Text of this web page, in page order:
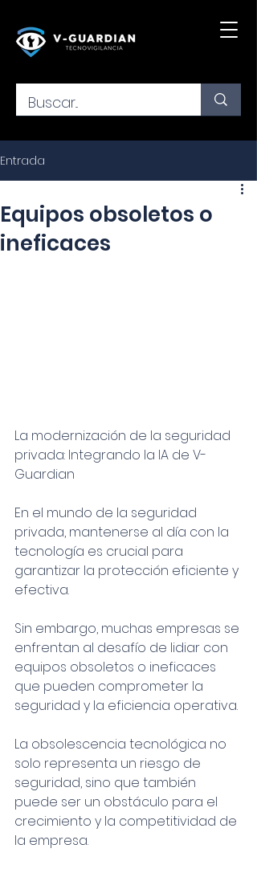
Entrada
Equipos obsoletos o
ineficaces
La modernización de la seguridad
privada: Integrando la IA de V-
Guardian
En el mundo de la seguridad
privada, mantenerse al día con la
tecnología es crucial para
garantizar la protección eficiente y
efectiva.
Sin embargo, muchas empresas se
enfrentan al desafío de lidiar con
equipos obsoletos o ineficaces
que pueden comprometer la
seguridad y la eficiencia operativa.
La obsolescencia tecnológica no
solo representa un riesgo de
seguridad, sino que también
puede ser un obstáculo para el
crecimiento y la competitividad de
la empresa.